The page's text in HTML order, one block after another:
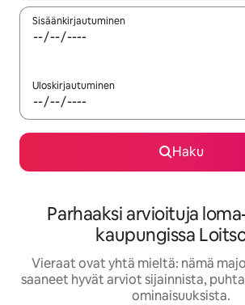
Sisäänkirjautuminen
Uloskirjautuminen
Haku
Parhaaksi arvioituja
kaupungissa
Vieraat ovat yhtä mieltä: nämä
saaneet hyvät arviot sijainnista,
ominaisuuksista.